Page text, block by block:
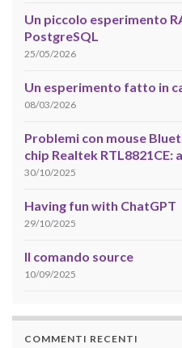
Un piccolo esperimento
PostgreSQL
25/05/2026
Un esperimento fatto in
08/03/2026
Problemi con mouse
chip Realtek RTL8821CE:
30/10/2025
Having fun with ChatGPT
29/10/2025
Il comando source
10/09/2025
COMMENTI RECENTI